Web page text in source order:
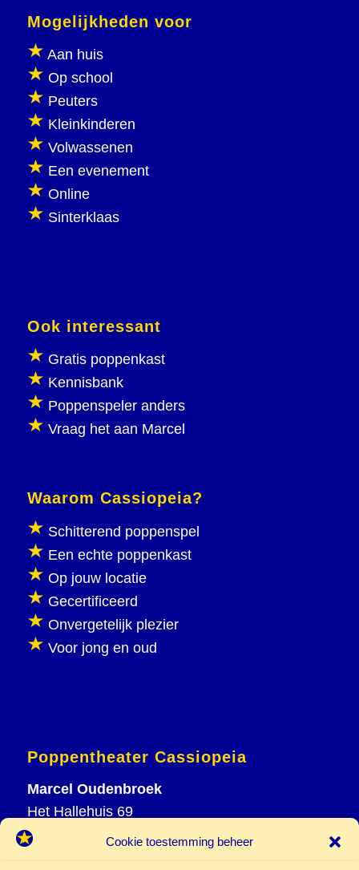
Cookie toestemming beheer
Mogelijkheden voor
Aan huis
Op school
Peuters
Kleinkinderen
Volwassenen
Een evenement
Online
Sinterklaas
Ook interessant
Gratis poppenkast
Kennisbank
Poppenspeler anders
Vraag het aan Marcel
Waarom Cassiopeia?
Schitterend poppenspel
Een echte poppenkast
Op jouw locatie
Gecertificeerd
Onvergetelijk plezier
Voor jong en oud
Poppentheater Cassiopeia
Marcel Oudenbroek
Het Hallehuis 69
3823 VH Amersfoort